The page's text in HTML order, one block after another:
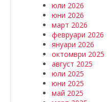
юли 2026
юни 2026
март 2026
февруари 2026
януари 2026
октомври 2025
август 2025
юли 2025
юни 2025
май 2025